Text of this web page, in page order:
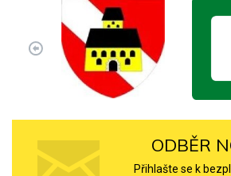
ODBĚR
Přihlašte se k